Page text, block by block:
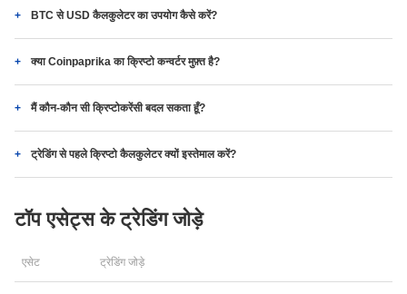
BTC से USD कैलकुलेटर का उपयोग कैसे करें?
क्या Coinpaprika का क्रिप्टो कन्वर्टर मुफ़्त है?
मैं कौन-कौन सी क्रिप्टोकरेंसी बदल सकता हूँ?
ट्रेडिंग से पहले क्रिप्टो कैलकुलेटर क्यों इस्तेमाल करें?
टॉप एसेट्स के ट्रेडिंग जोड़े
एसेट ट्रेडिंग जोड़े